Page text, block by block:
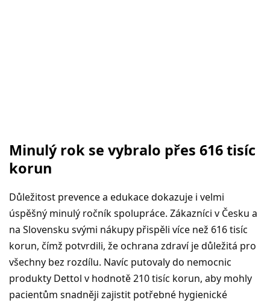
Minulý rok se vybralo přes 616 tisíc
korun
Důležitost prevence a edukace dokazuje i velmi
úspěšný minulý ročník spolupráce. Zákazníci v Česku a
na Slovensku svými nákupy přispěli více než 616 tisíc
korun, čímž potvrdili, že ochrana zdraví je důležitá pro
všechny bez rozdílu. Navíc putovaly do nemocnic
produkty Dettol v hodnotě 210 tisíc korun, aby mohly
pacientům snadněji zajistit potřebné hygienické